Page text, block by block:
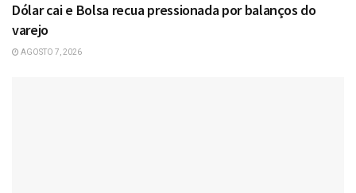
Dólar cai e Bolsa recua pressionada por balanços do
varejo
AGOSTO 7, 2026